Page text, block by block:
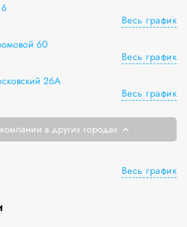
Весь график
60
Весь график
26А
Весь график
в других городах
Весь график